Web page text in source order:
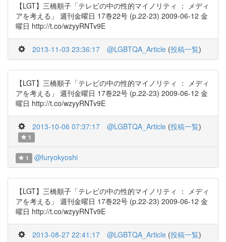
【LGT】三橋順子「テレビの中の性的マイノリティ ： メディ
アを考える」 週刊金曜日 17巻22号 (p.22-23) 2009-06-12 金
曜日 http://t.co/wzyyRNTv9E
2013-11-03 23:36:17 @LGBTQA_Article (投稿一覧)
【LGT】三橋順子「テレビの中の性的マイノリティ ： メディ
アを考える」 週刊金曜日 17巻22号 (p.22-23) 2009-06-12 金
曜日 http://t.co/wzyyRNTv9E
2013-10-06 07:37:17 @LGBTQA_Article (投稿一覧)
1
1 @furyokyoshi
【LGT】三橋順子「テレビの中の性的マイノリティ ： メディ
アを考える」 週刊金曜日 17巻22号 (p.22-23) 2009-06-12 金
曜日 http://t.co/wzyyRNTv9E
2013-08-27 22:41:17 @LGBTQA_Article (投稿一覧)